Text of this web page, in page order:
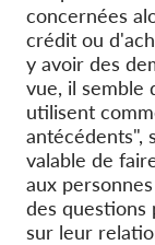
concernées
crédit ou
y avoir des
vue, il semble
utilisent
antécédents",
valable de
aux
des questions
sur leur